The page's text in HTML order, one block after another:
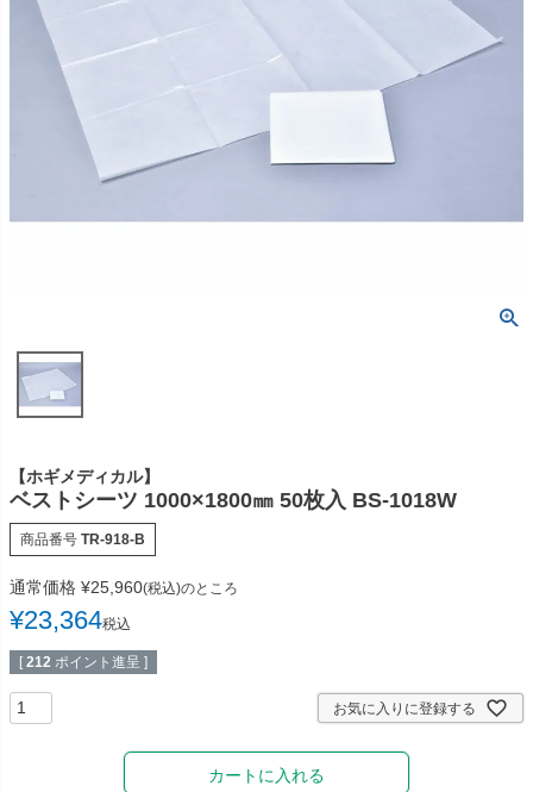
吸角療法器
冷・温感パップ用品／軟
物理療法
マッサージ器 カイロプラクティック
ワゴン／ダストボックス
担架
ホームケア・ヘルスケア
用品
ョン
健康補助食品
リハビリ・トレーニング
【ホギメディカル】
ベストシーツ 1000×1800㎜ 50枚入 BS-1018W
商品番号 TR-918-B
通常価格 ¥25,960(税込)のところ
¥23,364税込
[ 212 ポイント進呈 ]
お気に入りに登録する
カートに入れる